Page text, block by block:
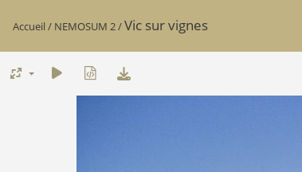
Accueil/ NEMOSUM 2/Vic sur vignes